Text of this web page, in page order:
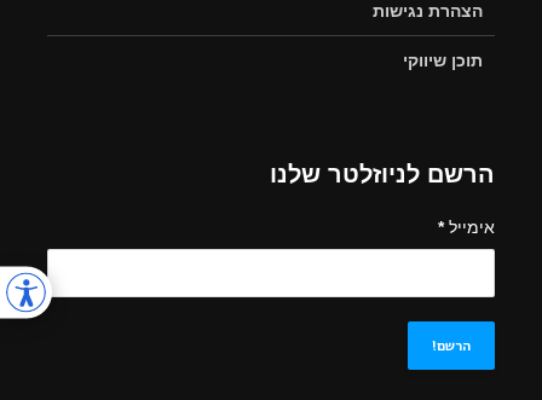
הצהרת נגישות
תוכן שיווקי
הרשם לניוזלטר שלנו
אימייל*